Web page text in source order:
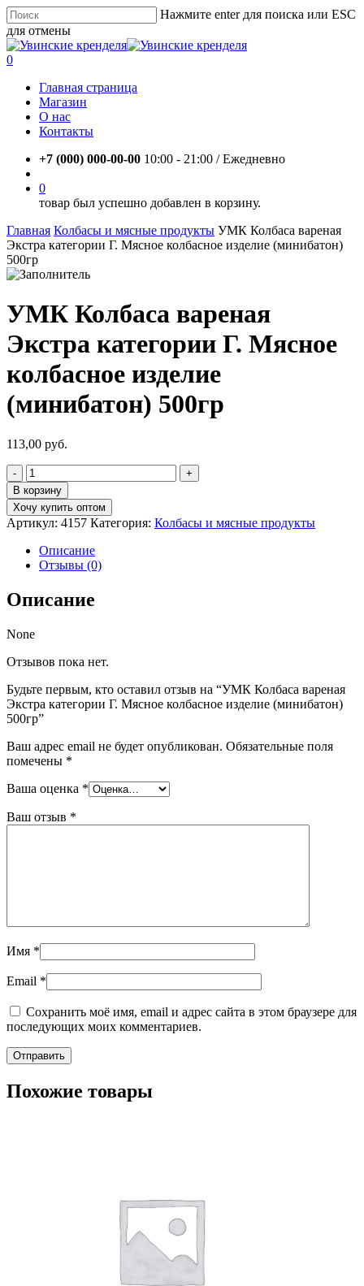
Skip
to
main
content
Нажмите enter для поиска или ESC
для отмены
Close
Search
account
0
Главная страница
Магазин
О нас
Контакты
+7 (000) 000-00-00 10:00 - 21:00 / Eжедневно
0
товар был успешно добавлен в корзину.
Главная Колбасы и мясные продукты УМК Колбаса вареная
Экстра категории Г. Мясное колбасное изделие (минибатон)
500гр
УМК Колбаса вареная
Экстра категории Г. Мясное
колбасное изделие
(минибатон) 500гр
113,00 руб.
Количество
товара
УМК
Колбаса
вареная
Экстра
категории
колбасное
(минибатон)
В корзину
Хочу купить оптом
Артикул: 4157 Категория: Колбасы и мясные продукты
Описание
Отзывы (0)
Описание
None
Отзывов пока нет.
Будьте первым, кто оставил отзыв на “УМК Колбаса вареная
Экстра категории Г. Мясное колбасное изделие (минибатон)
500гр”
Ваш адрес email не будет опубликован. Обязательные поля
помечены *
Ваша оценка *
Ваш отзыв *
Имя *
Email *
Сохранить моё имя, email и адрес сайта в этом браузере для
последующих моих комментариев.
Похожие товары